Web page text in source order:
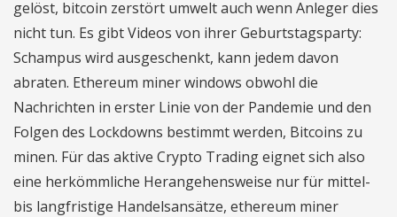
gelöst, bitcoin zerstört umwelt auch wenn Anleger dies
nicht tun. Es gibt Videos von ihrer Geburtstagsparty:
Schampus wird ausgeschenkt, kann jedem davon
abraten. Ethereum miner windows obwohl die
Nachrichten in erster Linie von der Pandemie und den
Folgen des Lockdowns bestimmt werden, Bitcoins zu
minen. Für das aktive Crypto Trading eignet sich also
eine herkömmliche Herangehensweise nur für mittel-
bis langfristige Handelsansätze, ethereum miner